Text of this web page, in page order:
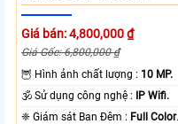
Giá bán: 4,800,000 ₫
Giá Gốc: 6,800,000 ₫
🦉 Hình ảnh chất lượng : 10 MP.
🕉️ Sử dụng công nghệ : IP Wifi.
❈ Giám sát Ban Đêm : Full Color